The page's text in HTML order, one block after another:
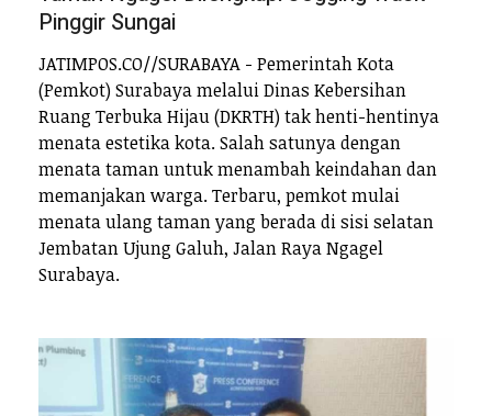
Pinggir Sungai
JATIMPOS.CO//SURABAYA - Pemerintah Kota
(Pemkot) Surabaya melalui Dinas Kebersihan
Ruang Terbuka Hijau (DKRTH) tak henti-hentinya
menata estetika kota. Salah satunya dengan
menata taman untuk menambah keindahan dan
memanjakan warga. Terbaru, pemkot mulai
menata ulang taman yang berada di sisi selatan
Jembatan Ujung Galuh, Jalan Raya Ngagel
Surabaya.